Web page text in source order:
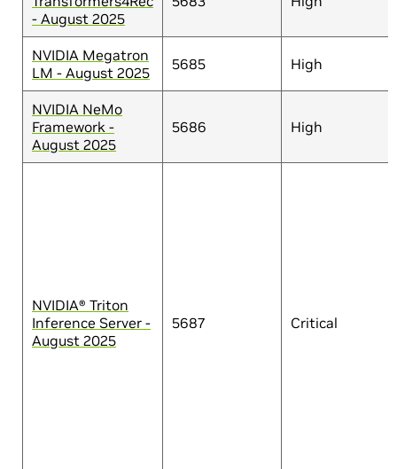
- August 2025
NVIDIA Megatron
LM - August 2025
5685 High
NVIDIA NeMo
Framework -
August 2025
5686 High
NVIDIA® Triton
Inference Server -
August 2025
5687 Critical